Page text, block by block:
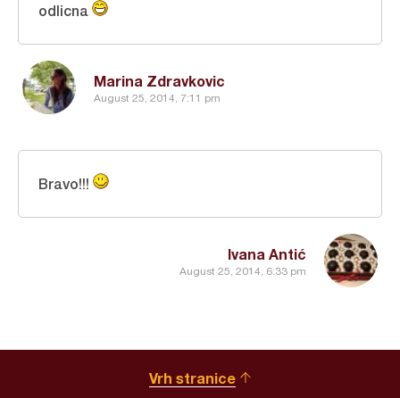
Marina Zdravkovic
August 25, 2014, 7:11 pm
odlicna
Ivana Antić
August 25, 2014, 6:33 pm
Bravo!!!
Vrh stranice